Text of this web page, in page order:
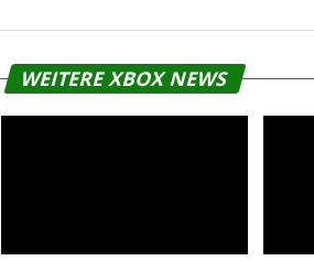
WEITERE XBOX NEWS